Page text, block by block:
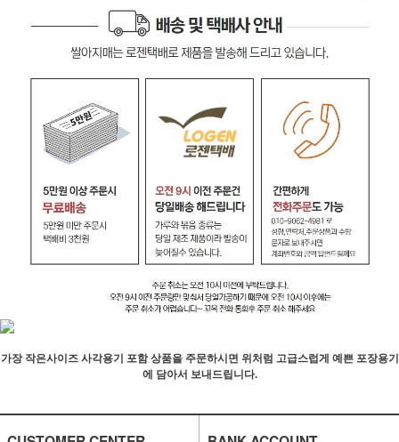
가장 작은사이즈 사각용기 포함 상품을 주문하시면 위처럼 고급스럽게 예쁜 포장용기
에 담아서 보내드립니다.